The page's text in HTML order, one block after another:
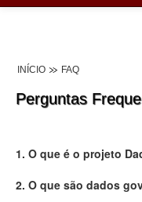
Lei de Acesso à
INÍCIO FAQ
Perguntas
1. O que é o projeto
2. O que são dados